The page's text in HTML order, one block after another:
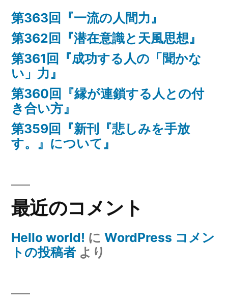
第363回『一流の人間力』
第362回『潜在意識と天風思想』
第361回『成功する人の「聞かな
い」力』
第360回『縁が連鎖する人との付
き合い方』
第359回『新刊『悲しみを手放
す。』について』
最近のコメント
Hello world! に WordPress コメン
トの投稿者 より